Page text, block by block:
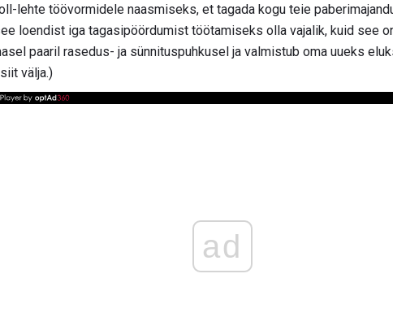
lehte töövormidele naasmiseks, et tagada kogu teie
loendist iga tagasipöördumist töötamiseks olla vajalik, kuid see
paaril rasedus- ja sünnituspuhkusel ja valmistub oma uueks
välja.)
ad